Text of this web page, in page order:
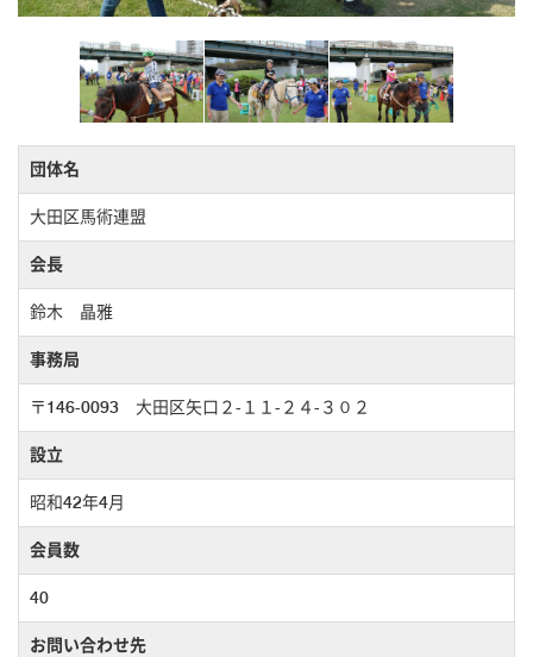
団体名
大田区馬術連盟
会長
鈴木 晶雅
事務局
〒146-0093 大田区矢口２-１１-２４-３０２
設立
昭和42年4月
会員数
40
お問い合わせ先